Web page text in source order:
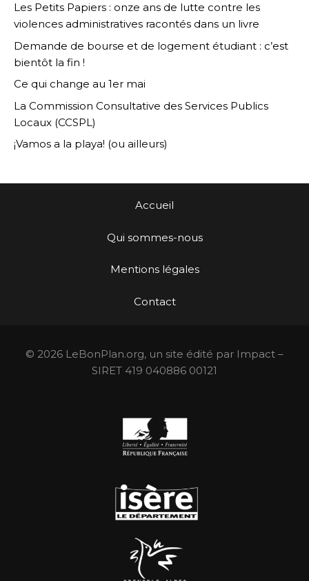
Les Petits Papiers : onze ans de lutte contre les
violences administratives racontés dans un livre
Demande de bourse et de logement étudiant : c’est
bientôt la fin !
Ce qui change au 1er mai
La Commission Consultative des Services Publics
Locaux (CCSPL)
¡Vamos a la playa! (ou ailleurs)
Accueil
Qui sommes-nous
Mentions légales
Contact
© 2026 LeBonPlan.org, un site édité par Impact –
SIRET 419 040886 00121